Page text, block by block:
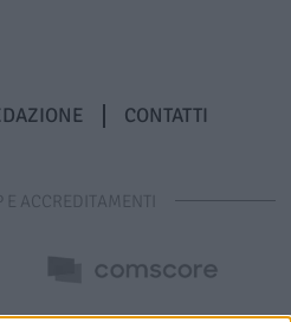
CONTATTI
E ACCREDITAMENTI